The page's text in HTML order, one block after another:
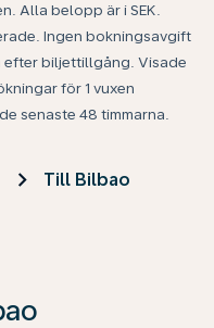
Alla belopp är i SEK.
Ingen bokningsavgift
efter biljettillgång. Visade
för 1 vuxen
senaste 48 timmarna.
Till Bilbao